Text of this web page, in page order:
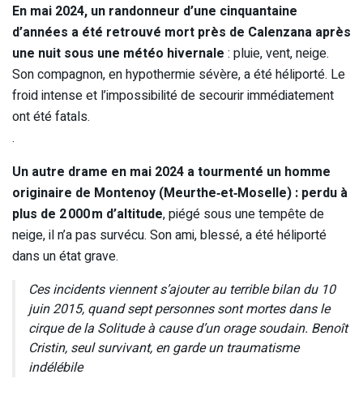
En mai 2024, un randonneur d’une cinquantaine
d’années a été retrouvé mort près de Calenzana après
une nuit sous une météo hivernale : pluie, vent, neige.
Son compagnon, en hypothermie sévère, a été héliporté. Le
froid intense et l’impossibilité de secourir immédiatement
ont été fatals.
.
Un autre drame en mai 2024 a tourmenté un homme
originaire de Montenoy (Meurthe‑et‑Moselle) : perdu à
plus de 2 000 m d’altitude, piégé sous une tempête de
neige, il n’a pas survécu. Son ami, blessé, a été héliporté
dans un état grave.
Ces incidents viennent s’ajouter au terrible bilan du 10
juin 2015, quand sept personnes sont mortes dans le
cirque de la Solitude à cause d’un orage soudain. Benoît
Cristin, seul survivant, en garde un traumatisme
indélébile